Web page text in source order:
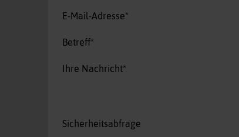
Pflichtfeld
E-Mail-Adresse*
Pflichtfeld
Betreff*
Pflichtfeld
Ihre Nachricht*
Sicherheitsabfrage